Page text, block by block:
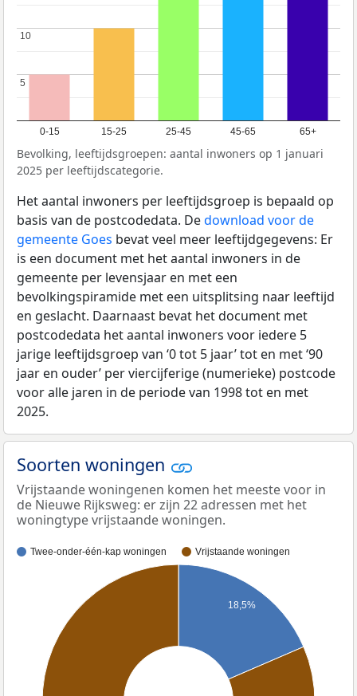
0-15 15-25 25-45 45-65 65+
5
5
10
10
Bevolking, leeftijdsgroepen: aantal inwoners op 1 januari
2025 per leeftijdscategorie.
Het aantal inwoners per leeftijdsgroep is bepaald op
basis van de postcodedata. Dedownload voor de
gemeente Goes bevat veel meer leeftijdgegevens: Er
is een document met het aantal inwoners in de
gemeente per levensjaar en met een
bevolkingspiramide met een uitsplitsing naar leeftijd
en geslacht. Daarnaast bevat het document met
postcodedata het aantal inwoners voor iedere 5
jarige leeftijdsgroep van ‘0 tot 5 jaar’ tot en met ‘90
jaar en ouder’ per viercijferige (numerieke) postcode
voor alle jaren in de periode van 1998 tot en met
2025.
Soorten woningen
Vrijstaande woningenen komen het meeste voor in
de Nieuwe Rijksweg: er zijn 22 adressen met het
woningtype vrijstaande woningen.
Twee-onder-één-kap woningen Vrijstaande woningen
18,5%